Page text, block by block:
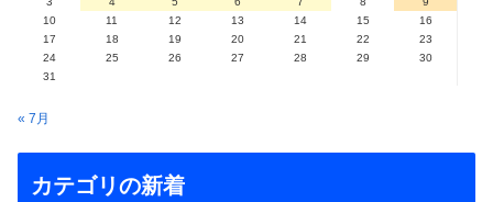
10
11 12 13 14 15
16
17
18 19 20 21 22
23
24
25 26 27 28 29
30
31
« 7月
カテゴリの新着